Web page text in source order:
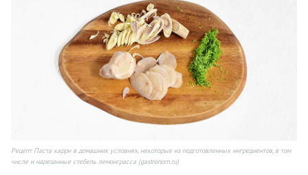
Рецепт Паста карри в домашних условиях, некоторые из подготовленных ингредиентов, в том
числе и нарезанные стебель лемонграсса (gastronom.ru)